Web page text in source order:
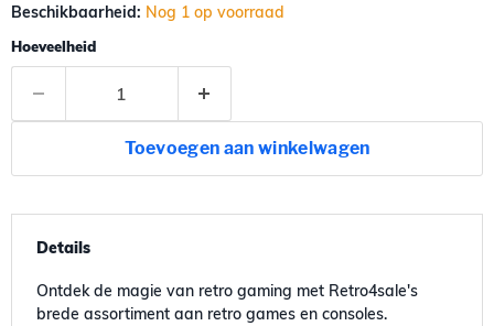
Beschikbaarheid: Nog 1 op voorraad
Hoeveelheid
Toevoegen aan winkelwagen
Details
Ontdek de magie van retro gaming met Retro4sale's
brede assortiment aan retro games en consoles.